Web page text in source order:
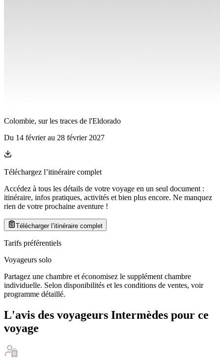
Colombie, sur les traces de l'Eldorado
Du 14 févrierau 28 février 2027
Téléchargez l’itinéraire complet
Accédez à tous les détails de votre voyage en un seul document :
itinéraire, infos pratiques, activités et bien plus encore. Ne manquez
rien de votre prochaine aventure !
Télécharger l’itinéraire complet
Tarifs préférentiels
Voyageurs solo
Partagez une chambre et économisez le supplément chambre
individuelle. Selon disponibilités et les conditions de ventes, voir
programme détaillé.
L'avis des voyageurs Intermèdes pour ce
voyage